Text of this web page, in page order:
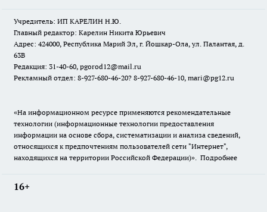
Учредитель: ИП КАРЕЛИН Н.Ю.
Главный редактор: Карелин Никита Юрьевич
Адрес: 424000, Республика Марий Эл, г. Йошкар-Ола, ул. Палантая, д.
63В
Редакция: 31-40-60, pgorod12@mail.ru
Рекламный отдел: 8-927-680-46-20? 8-927-680-46-10, mari@pg12.ru
«На информационном ресурсе применяются рекомендательные
технологии (информационные технологии предоставления
информации на основе сбора, систематизации и анализа сведений,
относящихся к предпочтениям пользователей сети "Интернет",
находящихся на территории Российской Федерации)». Подробнее
16+